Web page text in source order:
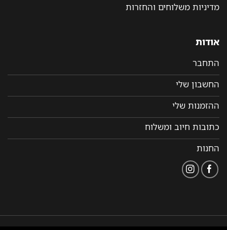
מדיניות משלוחים והחזרות
אודות
התחבר
החשבון שלי
ההזמנות שלי
כתובות חיוב ומשלוח
החנות